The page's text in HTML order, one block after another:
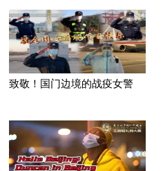
致敬！国门边境的战疫女警